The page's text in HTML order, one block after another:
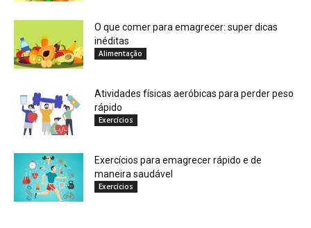
O que comer para emagrecer: super dicas
inéditas
Alimentação
Atividades físicas aeróbicas para perder peso
rápido
Exercícios
Exercícios para emagrecer rápido e de
maneira saudável
Exercícios